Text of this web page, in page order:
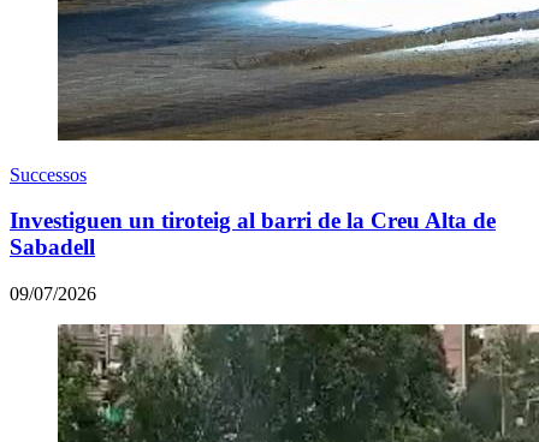
Successos
Investiguen un tiroteig al barri de la Creu Alta de
Sabadell
09/07/2026